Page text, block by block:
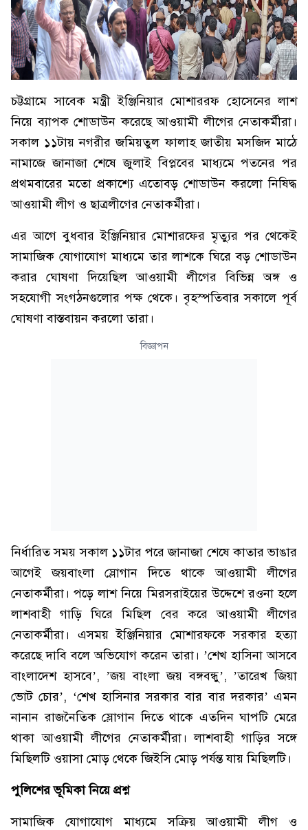
চট্টগ্রামে সাবেক মন্ত্রী ইঞ্জিনিয়ার মোশাররফ হোসেনের লাশ
নিয়ে ব্যাপক শোডাউন করেছে আওয়ামী লীগের নেতাকর্মীরা।
সকাল ১১টায় নগরীর জমিয়তুল ফালাহ জাতীয় মসজিদ মাঠে
নামাজে জানাজা শেষে জুলাই বিপ্লবের মাধ্যমে পতনের পর
প্রথমবারের মতো প্রকাশ্যে এতোবড় শোডাউন করলো নিষিদ্ধ
আওয়ামী লীগ ও ছাত্রলীগের নেতাকর্মীরা।
এর আগে বুধবার ইঞ্জিনিয়ার মোশারফের মৃত্যুর পর থেকেই
সামাজিক যোগাযোগ মাধ্যমে তার লাশকে ঘিরে বড় শোডাউন
করার ঘোষণা দিয়েছিল আওয়ামী লীগের বিভিন্ন অঙ্গ ও
সহযোগী সংগঠনগুলোর পক্ষ থেকে। বৃহস্পতিবার সকালে পূর্ব
ঘোষণা বাস্তবায়ন করলো তারা।
বিজ্ঞাপন
নির্ধারিত সময় সকাল ১১টার পরে জানাজা শেষে কাতার ভাঙার
আগেই জয়বাংলা স্লোগান দিতে থাকে আওয়ামী লীগের
নেতাকর্মীরা। পড়ে লাশ নিয়ে মিরসরাইয়ের উদ্দেশে রওনা হলে
লাশবাহী গাড়ি ঘিরে মিছিল বের করে আওয়ামী লীগের
নেতাকর্মীরা। এসময় ইঞ্জিনিয়ার মোশারফকে সরকার হত্যা
করেছে দাবি বলে অভিযোগ করেন তারা। ’শেখ হাসিনা আসবে
বাংলাদেশ হাসবে’, ’জয় বাংলা জয় বঙ্গবন্ধু’, ’তারেখ জিয়া
ভোট চোর’, ‘শেখ হাসিনার সরকার বার বার দরকার’ এমন
নানান রাজনৈতিক স্লোগান দিতে থাকে এতদিন ঘাপটি মেরে
থাকা আওয়ামী লীগের নেতাকর্মীরা। লাশবাহী গাড়ির সঙ্গে
মিছিলটি ওয়াসা মোড় থেকে জিইসি মোড় পর্যন্ত যায় মিছিলটি।
পুলিশের ভূমিকা নিয়ে প্রশ্ন
সামাজিক যোগাযোগ মাধ্যমে সক্রিয় আওয়ামী লীগ ও